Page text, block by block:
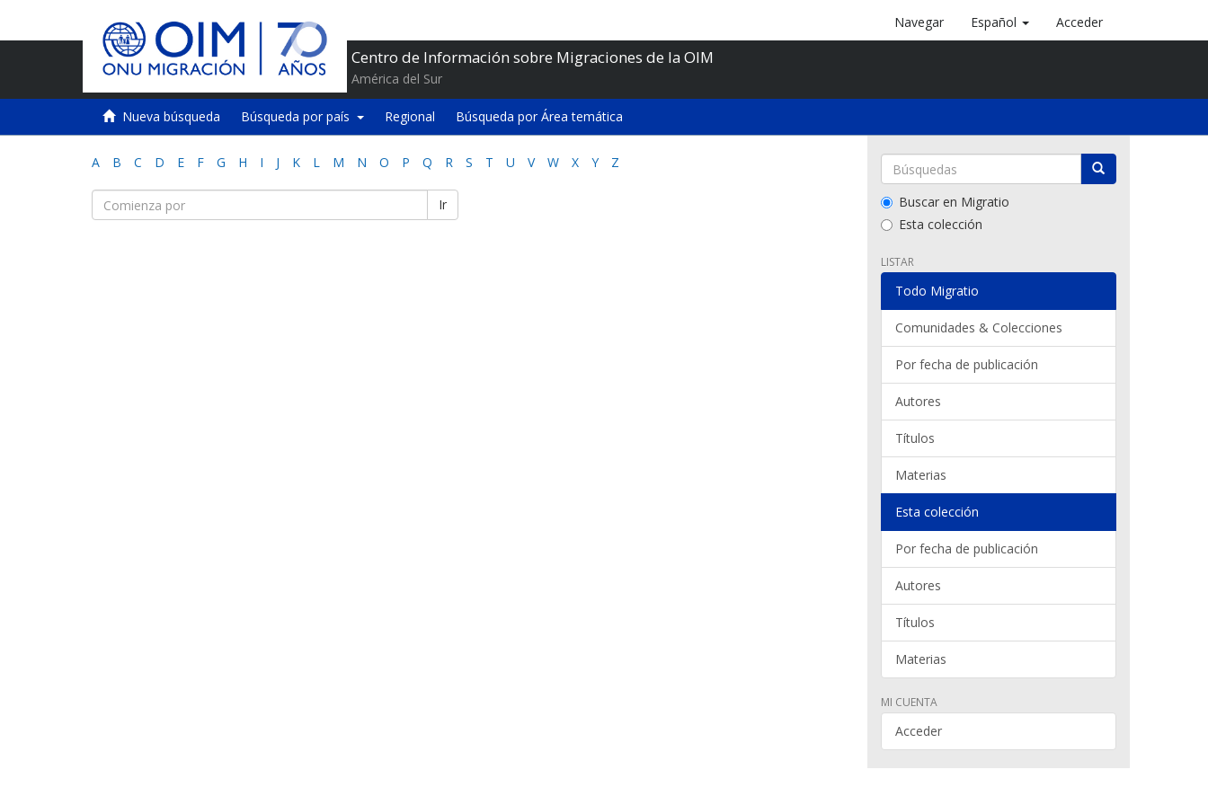
Centro de Información sobre Migraciones de la OIM
América del Sur
Navegar Español Acceder
Nueva búsqueda Búsqueda por país Regional Búsqueda por Área temática
A B C D E F G H I J K L M N O P Q R S T U V W X Y Z
Ir
Buscar en Migratio
Esta colección
LISTAR
Todo Migratio
Comunidades & Colecciones
Por fecha de publicación
Autores
Títulos
Materias
Esta colección
Por fecha de publicación
Autores
Títulos
Materias
MI CUENTA
Acceder